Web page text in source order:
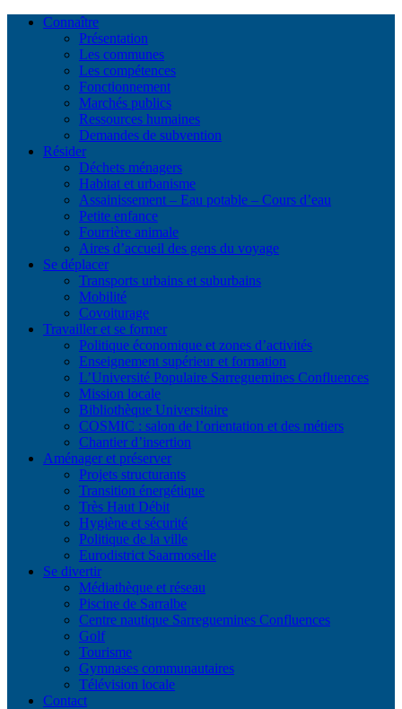
Connaître
Présentation
Les communes
Les compétences
Fonctionnement
Marchés publics
Ressources humaines
Demandes de subvention
Résider
Déchets ménagers
Habitat et urbanisme
Assainissement – Eau potable – Cours d’eau
Petite enfance
Fourrière animale
Aires d’accueil des gens du voyage
Se déplacer
Transports urbains et suburbains
Mobilité
Covoiturage
Travailler et se former
Politique économique et zones d’activités
Enseignement supérieur et formation
L’Université Populaire Sarreguemines Confluences
Mission locale
Bibliothèque Universitaire
COSMIC : salon de l’orientation et des métiers
Chantier d’insertion
Aménager et préserver
Projets structurants
Transition énergétique
Très Haut Débit
Hygiène et sécurité
Politique de la ville
Eurodistrict Saarmoselle
Se divertir
Médiathèque et réseau
Piscine de Sarralbe
Centre nautique Sarreguemines Confluences
Golf
Tourisme
Gymnases communautaires
Télévision locale
Contact